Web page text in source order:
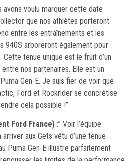
avons voulu marquer cette date
que nos athlètes porteront
entre les entraînements et les
940S arboreront également pour
Cette tenue unique est le fruit d’un
nos partenaires. Elle est un
Gen-E. Je suis fier de voir que
Ford et Rockrider se concrétise
cela possible !”
Ford France) :” Voir l’équipe
aux Gets vêtu d’une tenue
Puma Gen-E illustre parfaitement